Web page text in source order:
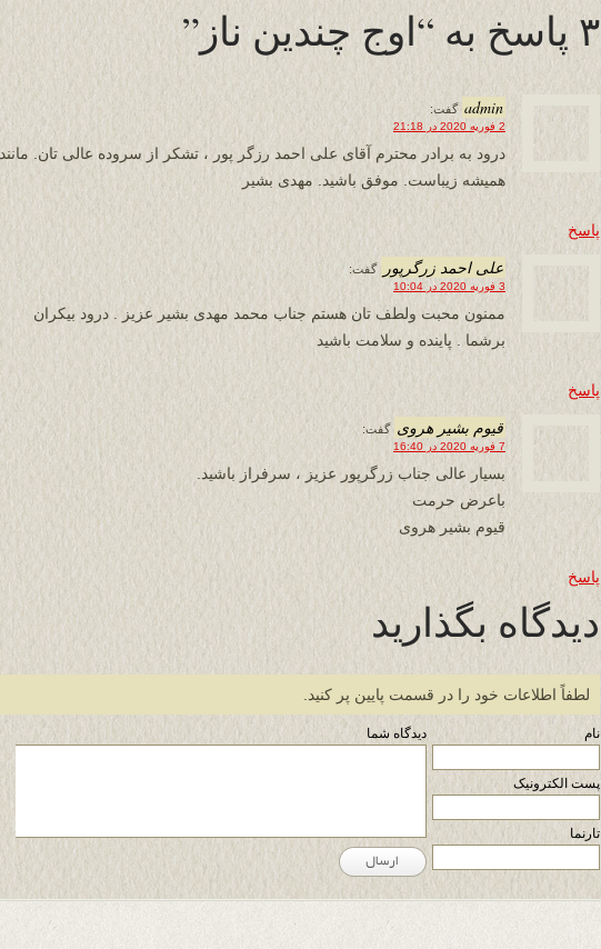
۳ پاسخ به “اوج چندین ناز”
admin گفت:
2 فوریه 2020 در 21:18
درود به برادر محترم آقای علی احمد رزگر پور ، تشکر از سروده عالی تان. مانند
همیشه زیباست. موفق باشید. مهدی بشیر
پاسخ
علی احمد زرگرپور گفت:
3 فوریه 2020 در 10:04
ممنون محبت ولطف تان هستم جناب محمد مهدی بشیر عزیز . درود بیکران
برشما . پاینده و سلامت باشید
پاسخ
قیوم بشیر هروی گفت:
7 فوریه 2020 در 16:40
بسیار عالی جناب زرگرپور عزیز ، سرفراز باشید.
باعرض حرمت
قیوم بشیر هروی
پاسخ
دیدگاه بگذارید
لطفاً اطلاعات خود را در قسمت پایین پر کنید.
نام
پست الکترونیک
تارنما
دیدگاه شما